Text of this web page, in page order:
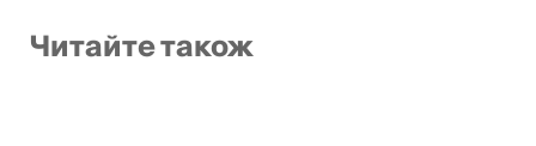
Читайте також